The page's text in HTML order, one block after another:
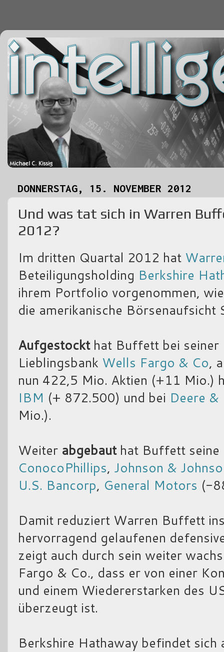
DONNERSTAG, 15. NOVEMBER 2012
Und was tat sich in Warren
2012?
Im dritten Quartal 2012 hat
Beteiligungsholding Berkshire
ihrem Portfolio vorgenommen,
die amerikanische Börsenaufsicht
Aufgestockthat Buffett bei seiner
Lieblingsbank Wells Fargo & Co,
nun 422,5 Mio. Aktien (+11 Mio.)
IBM (+ 872.500) und bei Deere &
Mio.).
Weiter abgebauthat Buffett seine
ConocoPhillips, Johnson &
U.S. Bancorp, General Motors (-
Damit reduziert Warren Buffett
hervorragend gelaufenen
zeigt auch durch sein weiter
Fargo & Co., dass er von einer
und einem Wiedererstarken des
überzeugt ist.
Berkshire Hathaway befindet